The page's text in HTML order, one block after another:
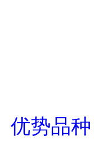
优势品种